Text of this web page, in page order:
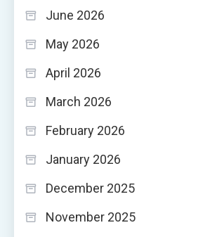
June 2026
May 2026
April 2026
March 2026
February 2026
January 2026
December 2025
November 2025